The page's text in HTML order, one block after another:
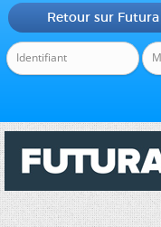
Retour sur Futura